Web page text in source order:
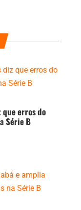
que erros do
Série B